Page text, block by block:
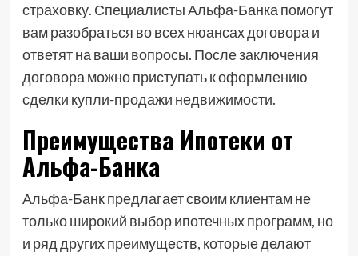
страховку. Специалисты Альфа-Банка помогут
вам разобраться во всех нюансах договора и
ответят на ваши вопросы. После заключения
договора можно приступать к оформлению
сделки купли-продажи недвижимости.
Преимущества Ипотеки от
Альфа-Банка
Альфа-Банк предлагает своим клиентам не
только широкий выбор ипотечных программ, но
и ряд других преимуществ, которые делают